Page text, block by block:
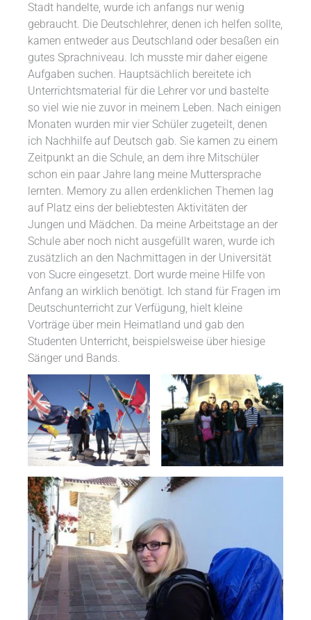
Stadt handelte, wurde ich anfangs nur wenig
gebraucht. Die Deutschlehrer, denen ich helfen sollte,
kamen entweder aus Deutschland oder besaßen ein
gutes Sprachniveau. Ich musste mir daher eigene
Aufgaben suchen. Hauptsächlich bereitete ich
Unterrichtsmaterial für die Lehrer vor und bastelte
so viel wie nie zuvor in meinem Leben. Nach einigen
Monaten wurden mir vier Schüler zugeteilt, denen
ich Nachhilfe auf Deutsch gab. Sie kamen zu einem
Zeitpunkt an die Schule, an dem ihre Mitschüler
schon ein paar Jahre lang meine Muttersprache
lernten. Memory zu allen erdenklichen Themen lag
auf Platz eins der beliebtesten Aktivitäten der
Jungen und Mädchen. Da meine Arbeitstage an der
Schule aber noch nicht ausgefüllt waren, wurde ich
zusätzlich an den Nachmittagen in der Universität
von Sucre eingesetzt. Dort wurde meine Hilfe von
Anfang an wirklich benötigt. Ich stand für Fragen im
Deutschunterricht zur Verfügung, hielt kleine
Vorträge über mein Heimatland und gab den
Studenten Unterricht, beispielsweise über hiesige
Sänger und Bands.